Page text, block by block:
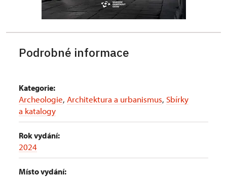
Podrobné informace
Kategorie:
Archeologie, Architektura a urbanismus, Sbírky
a katalogy
Rok vydání:
2024
Místo vydání: